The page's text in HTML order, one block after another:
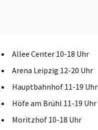
Allee Center 10-18 Uhr
Arena Leipzig 12-20 Uhr
Hauptbahnhof 11-19 Uhr
Höfe am Brühl 11-19 Uhr
Moritzhof 10-18 Uhr